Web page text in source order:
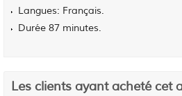
Langues: Français.
Durée 87 minutes.
Les clients ayant acheté cet